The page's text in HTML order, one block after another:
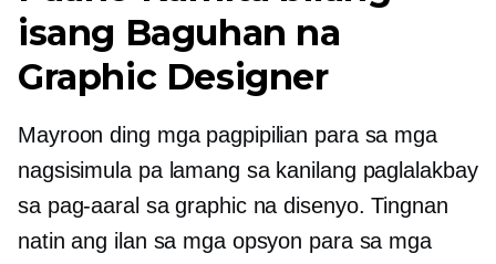
isang Baguhan na
Graphic Designer
Mayroon ding mga pagpipilian para sa mga
nagsisimula pa lamang sa kanilang paglalakbay
sa pag-aaral sa graphic na disenyo. Tingnan
natin ang ilan sa mga opsyon para sa mga